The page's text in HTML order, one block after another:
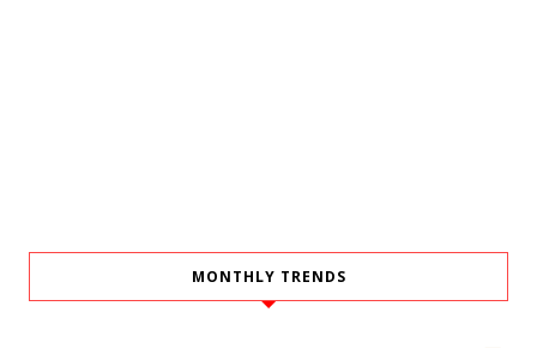
MONTHLY TRENDS